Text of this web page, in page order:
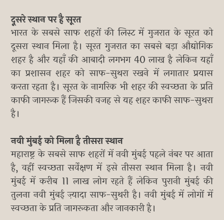
दूसरे स्थान पर है सूरत
भारत के सबसे साफ शहरों की लिस्ट में गुजरात के सूरत को
दूसरा स्थान मिला है। सूरत गुजरात का सबसे बड़ा औद्योगिक
शहर है और यहाँ की आबादी लगभग 40 लाख है लेकिन यहाँ
का प्रशासन शहर को साफ-सुथरा रखने में लगातार प्रयास
करता रहता है। सूरत के नागरिक भी शहर की स्वच्छता के प्रति
काफी जागरूक हैं जिसकी वजह से यह शहर काफी साफ-सुथरा
है।
नवी मुंबई को मिला है तीसरा स्थान
महाराष्ट्र के सबसे साफ शहरों में नवी मुंबई पहले नंबर पर आता
है, वहीं स्वच्छता सर्वेक्षण में इसे तीसरा स्थान मिला है। नवी
मुंबई में करीब 11 लाख लोग रहते हैं लेकिन पुरानी मुंबई की
तुलना नवी मुंबई ज़्यादा साफ-सुथरी है। नवी मुंबई में लोगों में
स्वच्छता के प्रति जागरूकता और जानकारी है।